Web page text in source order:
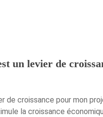
un levier de
de croissance pour mon
la croissance